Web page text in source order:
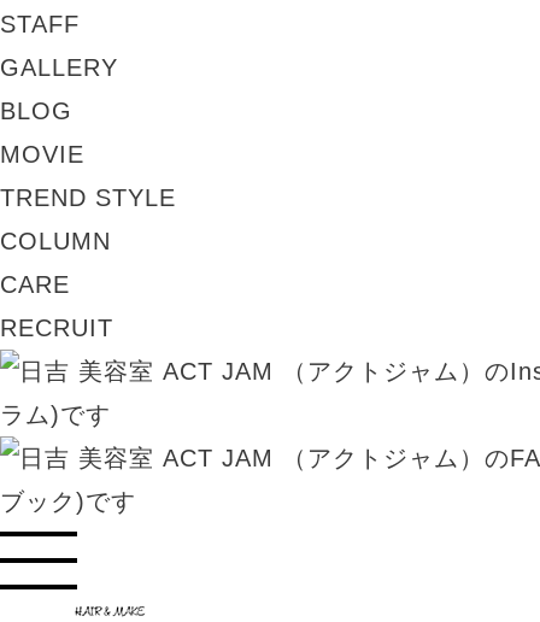
STAFF
GALLERY
BLOG
MOVIE
TREND STYLE
COLUMN
CARE
RECRUIT